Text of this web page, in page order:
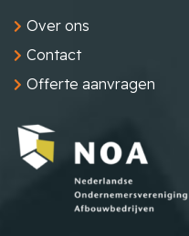
Over ons
Contact
Offerte aanvragen